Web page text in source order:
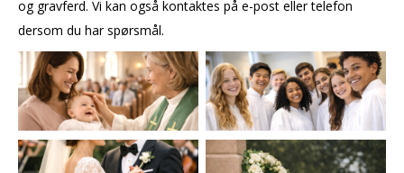
VOKSNE
KIRKENE
KALENDER
OM OSS
GRAVPLASSMYNDIGHET
og gravferd. Vi kan også kontaktes på e-post eller telefon
dersom du har spørsmål.